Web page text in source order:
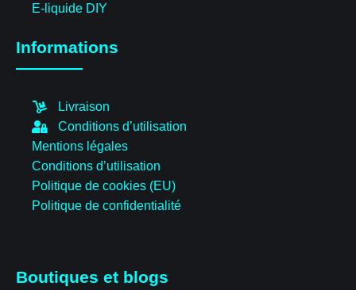
E-liquide DIY
Informations
Livraison
Conditions d’utilisation
Mentions légales
Conditions d’utilisation
Politique de cookies (EU)
Politique de confidentialité
Boutiques et blogs